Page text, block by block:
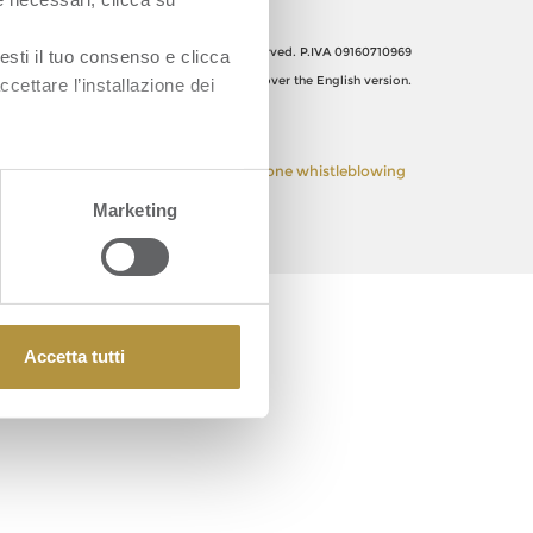
il tuo consenso e clicca
l’installazione dei
Marketing
Accetta tutti
Orsero SpA, Italy. All Rights reserved. P.IVA 09160710969
The Italian text shall prevail over the English version.
Policy Privacy Policy Segnalazione whistleblowing